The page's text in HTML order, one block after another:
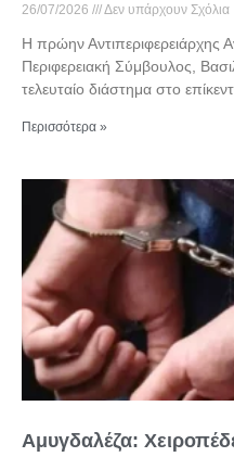
26/07/2026 Δεν υπάρχουν Σχόλια
Η πρώην Αντιπεριφερειάρχης
Περιφερειακή Σύμβουλος,
τελευταίο διάστημα στο
Περισσότερα »
Αμυγδαλέζα: